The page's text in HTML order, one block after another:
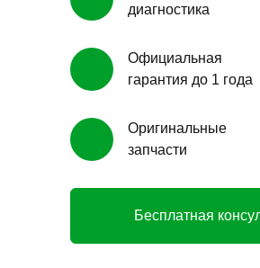
диагностика
Официальная
гарантия до 1 года
Оригинальные
запчасти
Бесплатная